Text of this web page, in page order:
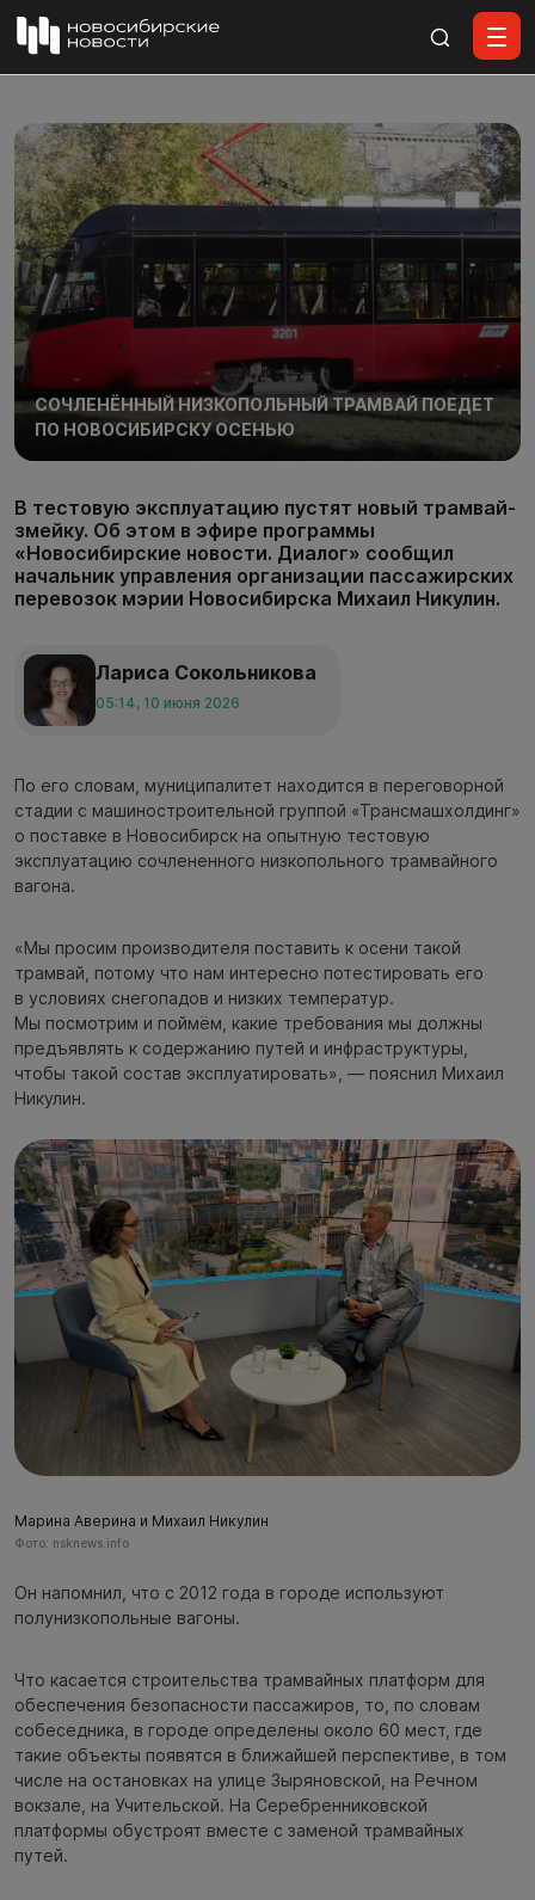
СОЧЛЕНЁННЫЙ НИЗКОПОЛЬНЫЙ ТРАМВАЙ ПОЕДЕТ
ПО НОВОСИБИРСКУ ОСЕНЬЮ
В тестовую эксплуатацию пустят новый трамвай-
змейку. Об этом в эфире программы
«Новосибирские новости. Диалог» сообщил
начальник управления организации пассажирских
перевозок мэрии Новосибирска Михаил Никулин.
Лариса Сокольникова
05:14, 10 июня 2026
По его словам, муниципалитет находится в переговорной
стадии с машиностроительной группой «Трансмашхолдинг»
о поставке в Новосибирск на опытную тестовую
эксплуатацию сочлененного низкопольного трамвайного
вагона.
«Мы просим производителя поставить к осени такой
трамвай, потому что нам интересно потестировать его
в условиях снегопадов и низких температур.
Мы посмотрим и поймём, какие требования мы должны
предъявлять к содержанию путей и инфраструктуры,
чтобы такой состав эксплуатировать», — пояснил Михаил
Никулин.
Марина Аверина и Михаил Никулин
Фото: nsknews.info
Он напомнил, что с 2012 года в городе используют
полунизкопольные вагоны.
Что касается строительства трамвайных платформ для
обеспечения безопасности пассажиров, то, по словам
собеседника, в городе определены около 60 мест, где
такие объекты появятся в ближайшей перспективе, в том
числе на остановках на улице Зыряновской, на Речном
вокзале, на Учительской. На Серебренниковской
платформы обустроят вместе с заменой трамвайных
путей.